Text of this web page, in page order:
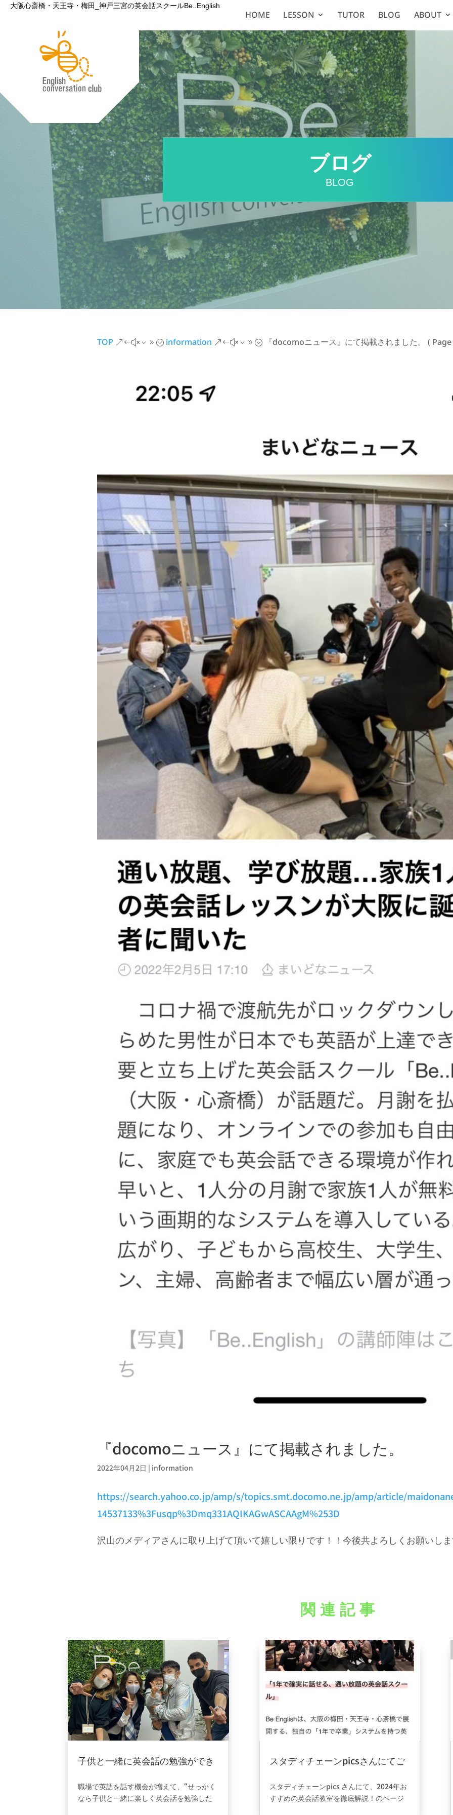
大阪心斎橋・天王寺・梅田_神戸三宮の英会話スクールBe..English
HOME LESSON TUTOR BLOG ABOUT
ブログ
BLOG
TOP &#x39; information &#x39; 『docomoニュース』にて掲載されました。 (
『docomoニュース』にて掲載されました。
2022年04月2日 | information
https://search.yahoo.co.jp/amp/s/topics.smt.docomo.ne.jp/amp/article/
14537133%3Fusqp%3Dmq331AQIKAGwASCAAgM%253D
沢山のメディアさんに取り上げて頂いて嬉しい限りです！！今後共よろしくお願いし
関連記事
子供と一緒に英会話の勉強ができ
職場で英語を話す機会が増えて、“せっかく
なら子供と一緒に楽しく英会話を勉強した
スタディチェーンpicsさんにてご
スタディチェーンpicsさんにて、2024年お
すすめの英会話教室を徹底解説！のページ